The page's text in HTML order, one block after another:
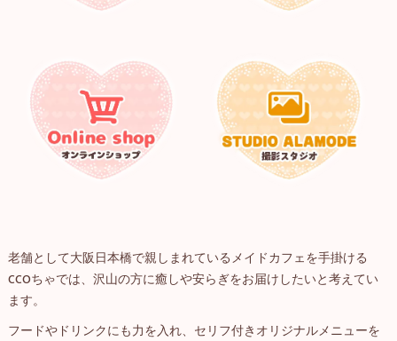
老舗として大阪日本橋で親しまれているメイドカフェを手掛ける
CCOちゃでは、沢山の方に癒しや安らぎをお届けしたいと考えてい
ます。
フードやドリンクにも力を入れ、セリフ付きオリジナルメニューを